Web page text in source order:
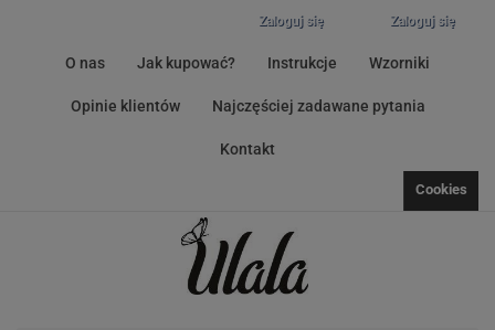
Zaloguj się
Zaloguj się
O nas Jak kupować? Instrukcje Wzorniki
Opinie klientów Najczęściej zadawane pytania
Kontakt
Cookies